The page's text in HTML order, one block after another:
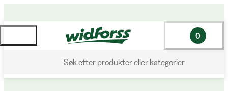
Søk etter produkter eller kategorier
0